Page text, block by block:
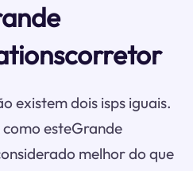
existem dois isps iguais.
esteGrande
melhor do que